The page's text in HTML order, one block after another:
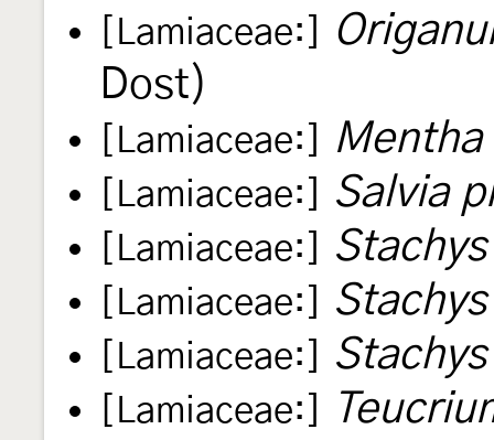
[Lamiaceae:]
Dost)
[Lamiaceae:]
[Lamiaceae:] Salvia
[Lamiaceae:]
[Lamiaceae:]
[Lamiaceae:] Stachys
[Lamiaceae:]